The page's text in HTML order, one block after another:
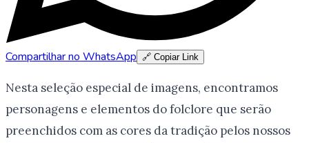
Compartilhar no WhatsApp 🔗 Copiar Link
Nesta seleção especial de imagens, encontramos
personagens e elementos do folclore que serão
preenchidos com as cores da tradição pelos nossos